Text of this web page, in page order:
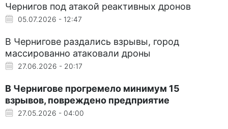
Чернигов под атакой реактивных дронов
05.07.2026 - 12:47
В Чернигове раздались взрывы, город
массированно атаковали дроны
27.06.2026 - 20:17
В Чернигове прогремело минимум 15
взрывов, повреждено предприятие
27.05.2026 - 04:00